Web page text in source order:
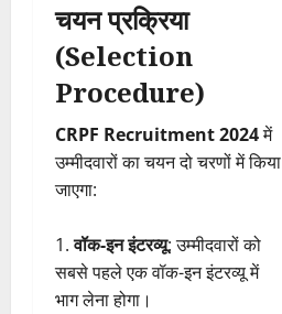
चयन प्रक्रिया
(Selection
Procedure)
CRPF Recruitment 2024में
उम्मीदवारों का चयन दो चरणों में किया
जाएगा:
वॉक-इन इंटरव्यू: उम्मीदवारों को
सबसे पहले एक वॉक-इन इंटरव्यू में
भाग लेना होगा।